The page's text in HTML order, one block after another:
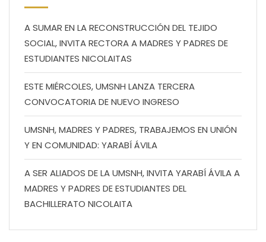
A SUMAR EN LA RECONSTRUCCIÓN DEL TEJIDO
SOCIAL, INVITA RECTORA A MADRES Y PADRES DE
ESTUDIANTES NICOLAITAS
ESTE MIÉRCOLES, UMSNH LANZA TERCERA
CONVOCATORIA DE NUEVO INGRESO
UMSNH, MADRES Y PADRES, TRABAJEMOS EN UNIÓN
Y EN COMUNIDAD: YARABÍ ÁVILA
A SER ALIADOS DE LA UMSNH, INVITA YARABÍ ÁVILA A
MADRES Y PADRES DE ESTUDIANTES DEL
BACHILLERATO NICOLAITA